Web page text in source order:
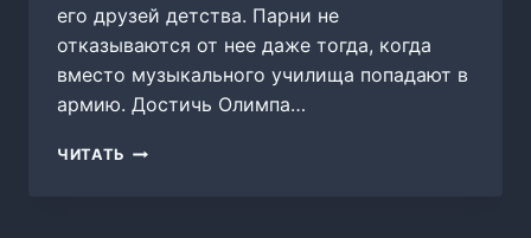
его друзей детства. Парни не
отказываются от нее даже тогда, когда
вместо музыкального училища попадают в
армию. Достичь Олимпа…
ЧИТАТЬ ОРКЕСТР,